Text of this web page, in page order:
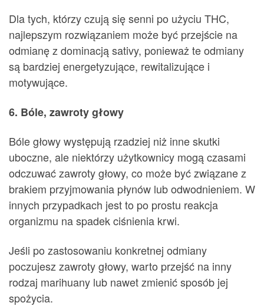
Dla tych, którzy czują się senni po użyciu THC,
najlepszym rozwiązaniem może być przejście na
odmianę z dominacją sativy, ponieważ te odmiany
są bardziej energetyzujące, rewitalizujące i
motywujące.
6. Bóle, zawroty głowy
Bóle głowy występują rzadziej niż inne skutki
uboczne, ale niektórzy użytkownicy mogą czasami
odczuwać zawroty głowy, co może być związane z
brakiem przyjmowania płynów lub odwodnieniem. W
innych przypadkach jest to po prostu reakcja
organizmu na spadek ciśnienia krwi.
Jeśli po zastosowaniu konkretnej odmiany
poczujesz zawroty głowy, warto przejść na inny
rodzaj marihuany lub nawet zmienić sposób jej
spożycia.